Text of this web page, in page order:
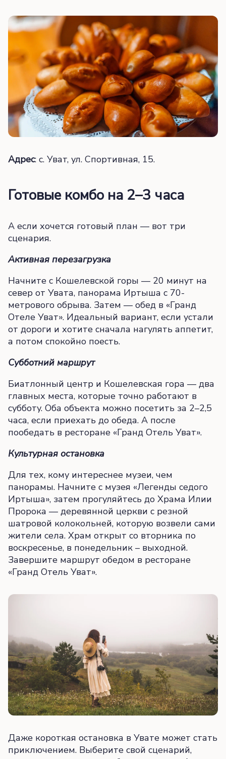
Адрес: с. Уват, ул. Спортивная, 15.
Готовые комбо на 2–3 часа
А если хочется готовый план — вот три
сценария.
Активная перезагрузка
Начните с Кошелевской горы — 20 минут на
север от Увата, панорама Иртыша с 70-
метрового обрыва. Затем — обед в «Гранд
Отеле Уват». Идеальный вариант, если устали
от дороги и хотите сначала нагулять аппетит,
а потом спокойно поесть.
Субботний маршрут
Биатлонный центр и Кошелевская гора — два
главных места, которые точно работают в
субботу. Оба объекта можно посетить за 2–2,5
часа, если приехать до обеда. А после
пообедать в ресторане «Гранд Отель Уват».
Культурная остановка
Для тех, кому интереснее музеи, чем
панорамы. Начните с музея «Легенды седого
Иртыша», затем прогуляйтесь до Храма Илии
Пророка — деревянной церкви с резной
шатровой колокольней, которую возвели сами
жители села. Храм открыт со вторника по
воскресенье, в понедельник – выходной.
Завершите маршрут обедом в ресторане
«Гранд Отель Уват».
Даже короткая остановка в Увате может стать
приключением. Выберите свой сценарий,